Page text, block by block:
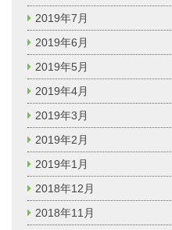
2019年7月
2019年6月
2019年5月
2019年4月
2019年3月
2019年2月
2019年1月
2018年12月
2018年11月